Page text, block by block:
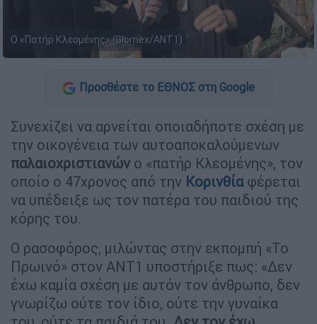
Ο «Πατήρ Κλεομένης» (Glomex/ANT1)
Προσθέστε το ΕΘΝΟΣ στη Google
Συνεχίζει να αρνείται οποιαδήποτε σχέση με
την οικογένεια των αυτοαποκαλούμενων
παλαιοχριστιανών ο «πατήρ Κλεομένης», τον
οποίο ο 47χρονος από την Κορινθία φέρεται
να υπέδειξε ως τον πατέρα του παιδιού της
κόρης του.
Ο ρασοφόρος, μιλώντας στην εκπομπή «Το
Πρωινό» στον ΑΝΤ1 υποστήριξε πως: «Δεν
έχω καμία σχέση με αυτόν τον άνθρωπο, δεν
γνωρίζω ούτε τον ίδιο, ούτε την γυναίκα